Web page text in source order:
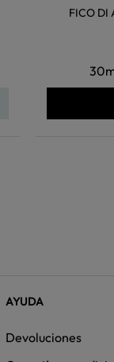
FICO DI
AYUDA
Devoluciones